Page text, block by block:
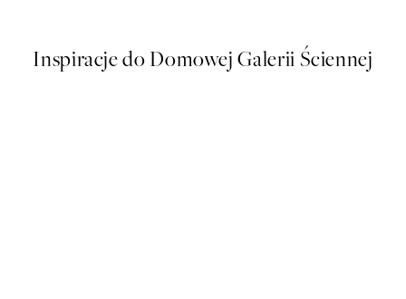
Inspiracje do Domowej Galerii Ściennej